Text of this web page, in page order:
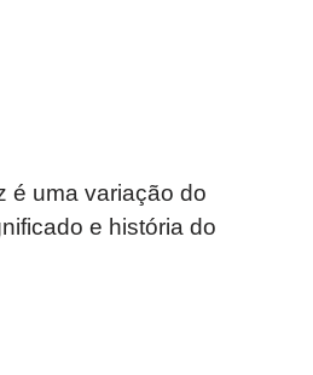
é uma variação do
e história do